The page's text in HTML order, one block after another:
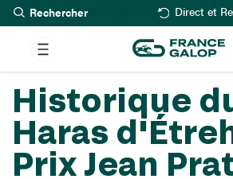
Aller
au
contenu
principal
Rechercher Direct et
Historique
Haras
Prix Jean